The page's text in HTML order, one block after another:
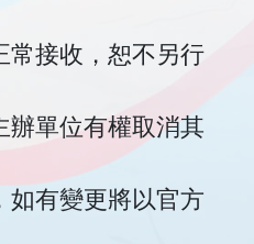
常接收，恕不另行
辦單位有權取消其
如有變更將以官方